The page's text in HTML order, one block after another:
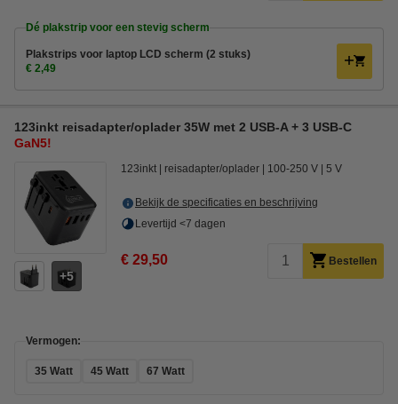
Dé plakstrip voor een stevig scherm
Plakstrips voor laptop LCD scherm (2 stuks)
€ 2,49
123inkt reisadapter/oplader 35W met 2 USB-A + 3 USB-C
GaN5!
5
123inkt reisadapter/oplader 100-250 V 5 V
Bekijk de specificaties en beschrijving
Levertijd <7 dagen
€ 29,50 Bestellen
Vermogen:
35 Watt 45 Watt 67 Watt